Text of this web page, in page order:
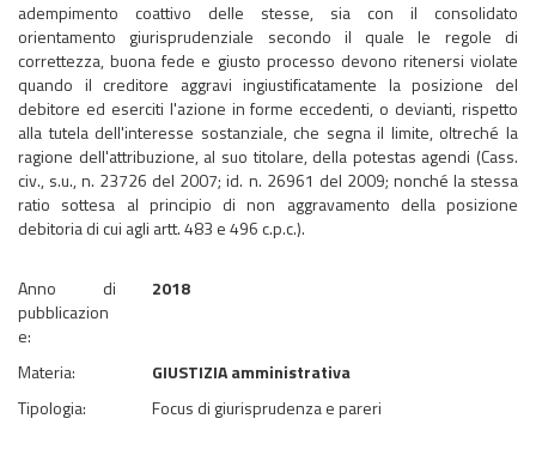
adempimento coattivo delle stesse, sia con il consolidato
orientamento giurisprudenziale secondo il quale le regole di
correttezza, buona fede e giusto processo devono ritenersi violate
quando il creditore aggravi ingiustificatamente la posizione del
debitore ed eserciti l'azione in forme eccedenti, o devianti, rispetto
alla tutela dell'interesse sostanziale, che segna il limite, oltreché la
ragione dell'attribuzione, al suo titolare, della potestas agendi (Cass.
civ., s.u., n. 23726 del 2007; id. n. 26961 del 2009; nonché la stessa
ratio sottesa al principio di non aggravamento della posizione
debitoria di cui agli artt. 483 e 496 c.p.c.).
Anno di
pubblicazion
e:
2018
Materia:
GIUSTIZIA amministrativa
Tipologia:
Focus di giurisprudenza e pareri